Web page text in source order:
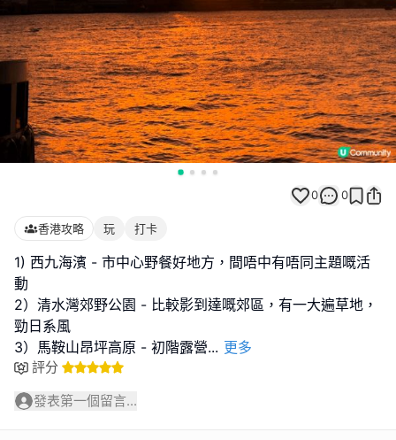
0 0
香港攻略 玩 打卡
1) 西九海濱 - 市中心野餐好地方，間唔中有唔同主題嘅活
動
2）清水灣郊野公園 - 比較影到達嘅郊區，有一大遍草地，
勁日系風
3）馬鞍山昂坪高原 - 初階露營... 更多
評分
發表第一個留言...